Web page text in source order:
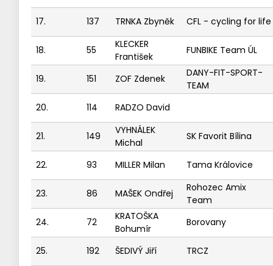
17. 137 TRNKA Zbyněk CFL - cycling for life
18. 55
KLECKER
František
FUNBIKE Team ÚL
19. 151 ZOF Zdenek
DANY-FIT-SPORT-
TEAM
20.
114 RADZO David
21. 149
VYHNÁLEK
Michal
SK Favorit Bílina
22. 93 MILLER Milan Tama Královice
23. 86 MAŠEK Ondřej
Rohozec Amix
Team
24.
72
KRATOŠKA
Bohumír
Borovany
25. 192 ŠEDIVÝ Jiří TRCZ